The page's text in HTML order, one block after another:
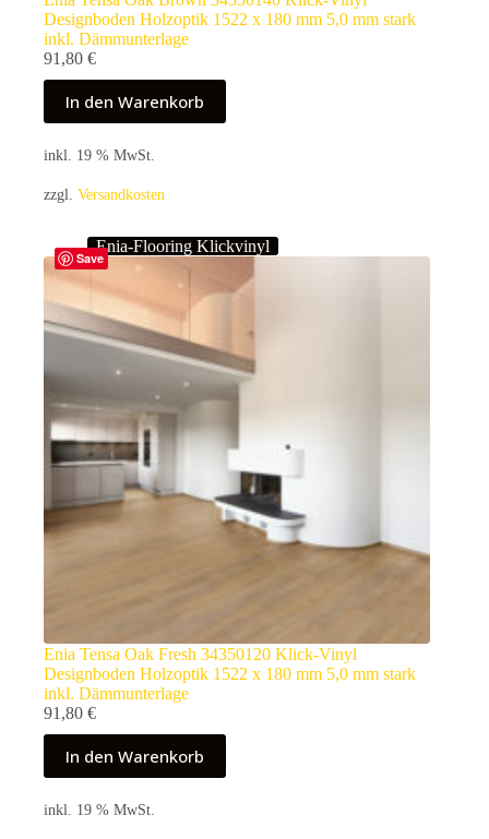
Designboden Holzoptik 1522 x 180 mm 5,0 mm stark
inkl. Dämmunterlage
91,80 €
In den Warenkorb
inkl. 19 % MwSt.
zzgl. Versandkosten
Save
Enia-Flooring Klickvinyl
Enia Tensa Oak Fresh 34350120 Klick-Vinyl
Designboden Holzoptik 1522 x 180 mm 5,0 mm stark
inkl. Dämmunterlage
91,80 €
In den Warenkorb
inkl. 19 % MwSt.